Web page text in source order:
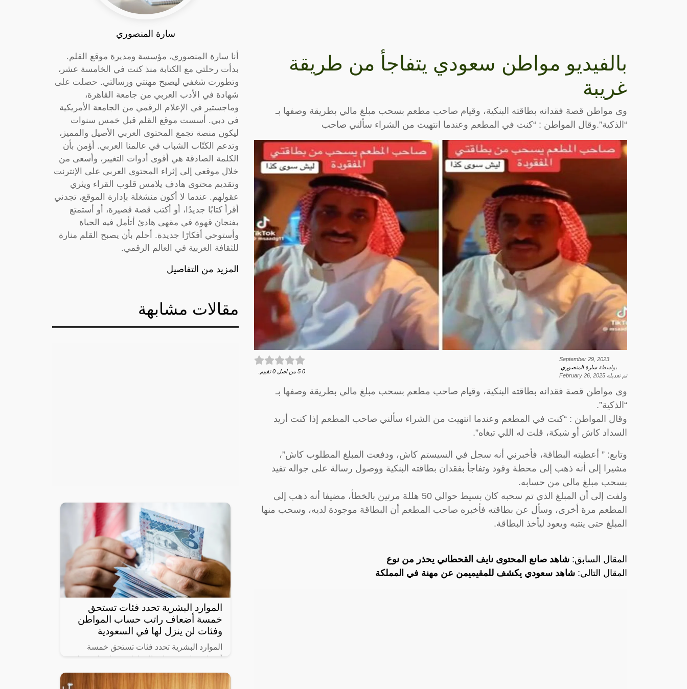
بالفيديو مواطن سعودي يتفاجأ من طريقة
غريبة
وى مواطن قصة فقدانه بطاقته البنكية، وقيام صاحب مطعم بسحب مبلغ مالي بطريقة وصفها بـ
“الذكية”.وقال المواطن : “كنت في المطعم وعندما انتهيت من الشراء سألني صاحب
September 29, 2023
بواسطةسارة المنصوري
تم تعديله February 26, 2025
0
5 من اصل 0 تقييم.
وى مواطن قصة فقدانه بطاقته البنكية، وقيام صاحب مطعم بسحب مبلغ مالي بطريقة وصفها بـ
“الذكية”.
وقال المواطن : “كنت في المطعم وعندما انتهيت من الشراء سألني صاحب المطعم إذا كنت أريد
السداد كاش أو شبكة، قلت له اللي تبغاه”.
وتابع: ” أعطيته البطاقة، فأخبرني أنه سجل في السيستم كاش، ودفعت المبلغ المطلوب كاش”،
مشيرا إلى أنه ذهب إلى محطة وقود وتفاجأ بفقدان بطاقته البنكية ووصول رسالة على جواله تفيد
بسحب مبلغ مالي من حسابه.
ولفت إلى أن المبلغ الذي تم سحبه كان بسيط حوالي 50 هللة مرتين بالخطأ، مضيفا أنه ذهب إلى
المطعم مرة أخرى، وسأل عن بطاقته فأخبره صاحب المطعم أن البطاقة موجودة لديه، وسحب منها
المبلغ حتى ينتبه ويعود ليأخذ البطاقة.
المقال السابق: شاهد صانع المحتوى نايف القحطاني يحذر من نوع
المقال التالي: شاهد سعودي يكشف للمقيميمن عن مهنة في المملكة
سارة المنصوري
أنا سارة المنصوري، مؤسسة ومديرة موقع القلم.
بدأت رحلتي مع الكتابة منذ كنت في الخامسة عشر،
وتطورت شغفي ليصبح مهنتي ورسالتي. حصلت على
شهادة في الأدب العربي من جامعة القاهرة،
وماجستير في الإعلام الرقمي من الجامعة الأمريكية
في دبي. أسست موقع القلم قبل خمس سنوات
ليكون منصة تجمع المحتوى العربي الأصيل والمميز،
وتدعم الكتّاب الشباب في عالمنا العربي. أؤمن بأن
الكلمة الصادقة هي أقوى أدوات التغيير، وأسعى من
خلال موقعي إلى إثراء المحتوى العربي على الإنترنت
وتقديم محتوى هادف يلامس قلوب القراء ويثري
عقولهم. عندما لا أكون منشغلة بإدارة الموقع، تجدني
أقرأ كتابًا جديدًا، أو أكتب قصة قصيرة، أو أستمتع
بفنجان قهوة في مقهى هادئ أتأمل فيه الحياة
وأستوحي أفكارًا جديدة. أحلم بأن يصبح القلم منارة
للثقافة العربية في العالم الرقمي.
المزيد من التفاصيل
مقالات مشابهة
الموارد البشرية تحدد فئات تستحق
خمسة أضعاف راتب حساب المواطن
وفئات لن ينزل لها في السعودية
الموارد البشرية تحدد فئات تستحق خمسة
أضعاف راتب حساب المواطن وفئات لن ينزل
لها دعم حيث أنشأت الحكومة السعودية برنامج
حساب المواطن لحماية الأسر السعودية من